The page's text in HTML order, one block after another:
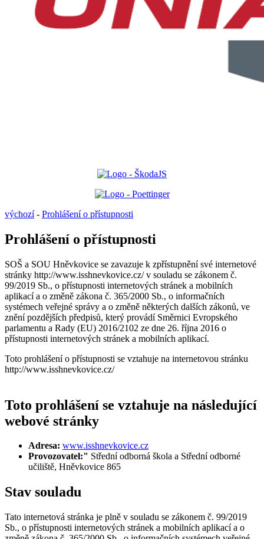
výchozí- Prohlášení o přístupnosti
Prohlášení o přístupnosti
SOŠ a SOU Hněvkovice se zavazuje k zpřístupnění své internetové
stránky http://www.isshnevkovice.cz/ v souladu se zákonem č.
99/2019 Sb., o přístupnosti internetových stránek a mobilních
aplikací a o změně zákona č. 365/2000 Sb., o informačních
systémech veřejné správy a o změně některých dalších zákonů, ve
znění pozdějších předpisů, který provádí Směrnici Evropského
parlamentu a Rady (EU) 2016/2102 ze dne 26. října 2016 o
přístupnosti internetových stránek a mobilních aplikací.
Toto prohlášení o přístupnosti se vztahuje na internetovou stránku
http://www.isshnevkovice.cz/
Toto prohlášení se vztahuje na následující
webové stránky
Adresa: www.isshnevkovice.cz
Provozovatel:" Střední odborná škola a Střední odborné
učiliště, Hněvkovice 865
Stav souladu
Tato internetová stránka je plně v souladu se zákonem č. 99/2019
Sb., o přístupnosti internetových stránek a mobilních aplikací a o